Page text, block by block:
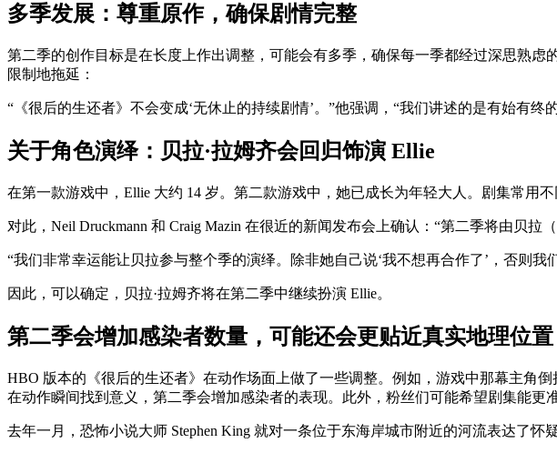
多季发展：尊重原作，确保剧情完整
第二季的创作目标是在长度上作出调整，可能会有多季，确保每一季都经过深思熟
限制地拖延：
“《很后的生还者》不会变成‘无休止的持续剧情’。”他强调，“我们讲述的是有始
关于角色演绎：贝拉·拉姆齐会回归饰演 Ellie
在第一款游戏中，Ellie 大约 14 岁。第二款游戏中，她已成长为年轻大人。剧集常用
对此，Neil Druckmann 和 Craig Mazin 在很近的新闻发布会上确认：“第二季将由贝拉（
“我们非常幸运能让贝拉参与整个季的演绎。除非她自己说‘我不想再合作了’，否
因此，可以确定，贝拉·拉姆齐将在第二季中继续扮演 Ellie。
第二季会增加感染者数量，可能还会更贴近真实地理位置
HBO 版本的《很后的生还者》在动作场面上做了一些调整。例如，游戏中那幕主角
在动作瞬间找到意义，第二季会增加感染者的表现。此外，粉丝们可能希望剧集能更
去年一月，恐怖小说大师 Stephen King 就对一条位于东海岸城市附近的河流表达了怀疑